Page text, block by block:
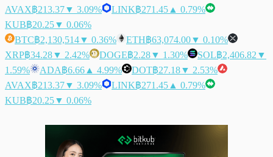
AVAX฿213.37▼ 3.09% LINK฿271.45 ▲ 0.79%
KUB฿20.25▼ 0.06%
BTC฿2,130,514▼ 0.36% ETH฿63,074.00▼ 0.10%
XRP฿34.28▼ 2.42% DOGE฿2.28▼ 1.30% SOL฿2,406.82 ▼
1.59%
ADA฿6.66 ▲ 4.99% DOT฿27.18▼ 2.53%
AVAX฿213.37▼ 3.09% LINK฿271.45 ▲ 0.79%
KUB฿20.25▼ 0.06%